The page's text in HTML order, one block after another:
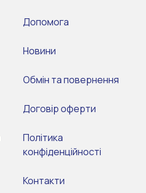
Допомога
Новини
Обмін та повернення
Договір оферти
Політика
конфіденційності
Контакти